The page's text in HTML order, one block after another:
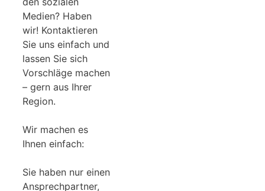
Medien? Haben
wir! Kontaktieren
Sie uns einfach und
lassen Sie sich
Vorschläge machen
– gern aus Ihrer
Region.
Wir machen es
Ihnen einfach:
Sie haben nur einen
Ansprechpartner,